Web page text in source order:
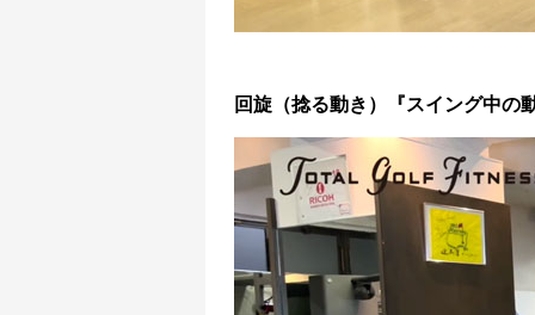
回旋（捻る動き）『スイング中の